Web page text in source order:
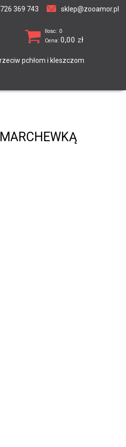
369 743 sklep@zooamor.pl
Ilosc: 0
Cena: 0,00 zł
pchłom i kleszczom